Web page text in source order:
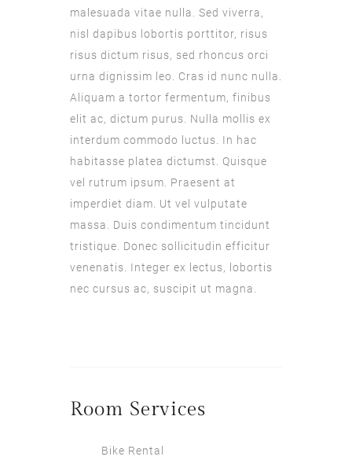
malesuada vitae nulla. Sed viverra,
nisl dapibus lobortis porttitor, risus
risus dictum risus, sed rhoncus orci
urna dignissim leo. Cras id nunc nulla.
Aliquam a tortor fermentum, finibus
elit ac, dictum purus. Nulla mollis ex
interdum commodo luctus. In hac
habitasse platea dictumst. Quisque
vel rutrum ipsum. Praesent at
imperdiet diam. Ut vel vulputate
massa. Duis condimentum tincidunt
tristique. Donec sollicitudin efficitur
venenatis. Integer ex lectus, lobortis
nec cursus ac, suscipit ut magna.
Room Services
Bike Rental